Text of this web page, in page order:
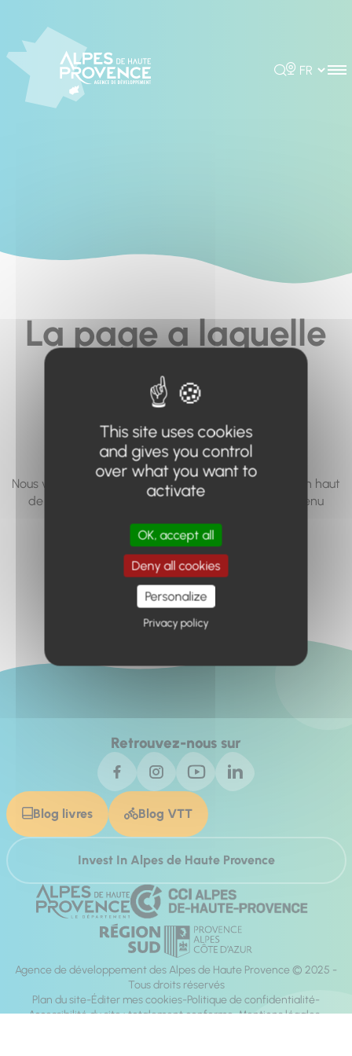
Rechercher
Choisir la
La page a laquelle
vous cherchez à
accéder n'existe
pas... ou plus.
Nous vous invitons à utiliser le moteur de recherche en haut
de page, ou à utiliser le menu pour trouver le contenu
Retour à l'accueil
Retrouvez-nous sur
Blog livres Blog VTT
Invest In Alpes de Haute Provence
Agence de développement des Alpes de Haute Provence © 2025 -
Tous droits réservés
Plan du site Éditer mes cookies Politique de confidentialité
Accessibilité du site : totalement conforme Mentions légales
This site uses cookies
and gives you control
over what you want to
activate
OK, accept all
Deny all cookies
Personalize
Privacy policy